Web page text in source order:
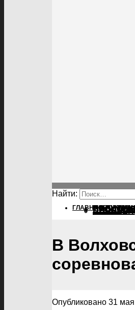
Найти:
ГЛАВНАЯСПОРТ
КУЛЬТУРА
В
Опубликовано 31